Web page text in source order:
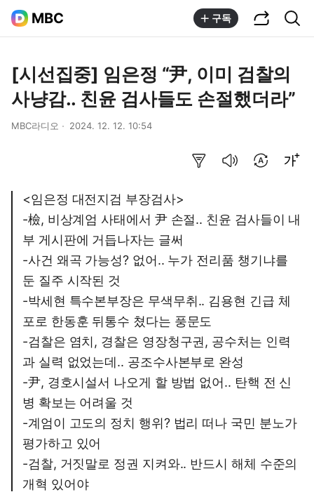
MBC 구독
[시선집중] 임은정 “尹, 이미 검찰의
사냥감.. 친윤 검사들도 손절했더라”
MBC라디오 2024. 12. 12. 10:54
<임은정 대전지검 부장검사>
-檢, 비상계엄 사태에서 尹 손절.. 친윤 검사들이 내
부 게시판에 거듭나자는 글써
-사건 왜곡 가능성? 없어.. 누가 전리품 챙기냐를
둔 질주 시작된 것
-박세현 특수본부장은 무색무취.. 김용현 긴급 체
포로 한동훈 뒤통수 쳤다는 풍문도
-검찰은 염치, 경찰은 영장청구권, 공수처는 인력
과 실력 없었는데.. 공조수사본부로 완성
-尹, 경호시설서 나오게 할 방법 없어.. 탄핵 전 신
병 확보는 어려울 것
-계엄이 고도의 정치 행위? 법리 떠나 국민 분노가
평가하고 있어
-검찰, 거짓말로 정권 지켜와.. 반드시 해체 수준의
개혁 있어야